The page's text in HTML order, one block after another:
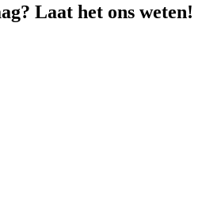
Laat het ons weten!